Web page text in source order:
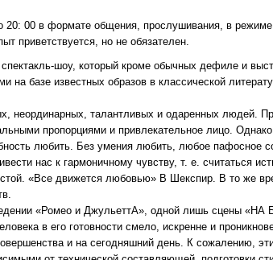
00 в формате общения, прослушивания, в режиме
приветствуется, но не обязателен.
шоу, который кроме обычных дефиле и
базе известных образов в классической
неординарных, талантливых и одаренных людей.
пропорциями и привлекательное лицо.
любить. Без умения любить, любое пафосное
нас к гармоничному чувству, т. е. считаться
«Все движется любовью» В Шекспир. В то же
«Ромео и ДжульеттА», одной лишь сцены «НА
в его готовности смело, искренне и
и на сегодняшний день. К сожалению,